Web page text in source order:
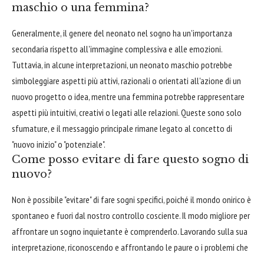
maschio o una femmina?
Generalmente, il genere del neonato nel sogno ha un'importanza
secondaria rispetto all'immagine complessiva e alle emozioni.
Tuttavia, in alcune interpretazioni, un neonato maschio potrebbe
simboleggiare aspetti più attivi, razionali o orientati all'azione di un
nuovo progetto o idea, mentre una femmina potrebbe rappresentare
aspetti più intuitivi, creativi o legati alle relazioni. Queste sono solo
sfumature, e il messaggio principale rimane legato al concetto di
"nuovo inizio" o "potenziale".
Come posso evitare di fare questo sogno di
nuovo?
Non è possibile "evitare" di fare sogni specifici, poiché il mondo onirico è
spontaneo e fuori dal nostro controllo cosciente. Il modo migliore per
affrontare un sogno inquietante è comprenderlo. Lavorando sulla sua
interpretazione, riconoscendo e affrontando le paure o i problemi che